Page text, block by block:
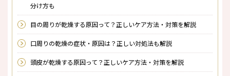
分け方も
目の周りが乾燥する原因って？正しいケア方法・対策を解説
口周りの乾燥の症状・原因は？正しい対処法も解説
頭皮が乾燥する原因って？正しいケア方法・対策を解説